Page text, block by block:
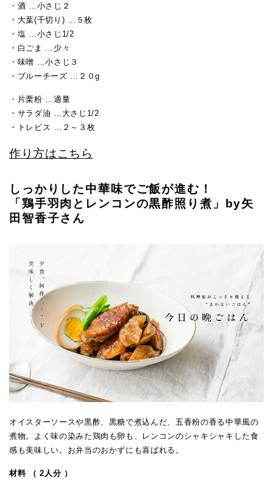
・酒 …小さじ２
・大葉(千切り) …５枚
・塩 …小さじ1/2
・白ごま …少々
・味噌 …小さじ３
・ブルーチーズ …２０g
・片栗粉 …適量
・サラダ油 …大さじ1/2
・トレビス …２～３枚
作り方はこちら
しっかりした中華味でご飯が進む！
「鶏手羽肉とレンコンの黒酢照り煮」by矢
田智香子さん
オイスターソースや黒酢、黒糖で煮込んだ、五香粉の香る中華風の
煮物。よく味の染みた鶏肉も卵も、レンコンのシャキシャキした食
感も美味しい。お弁当のおかずにも喜ばれる。
材料 （ 2人分 ）